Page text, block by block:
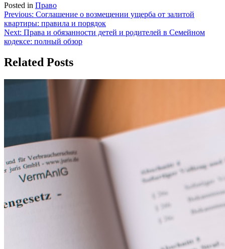
Posted in Право
Навигация
по
записям
Previous: Соглашение о возмещении ущерба от залитой
квартиры: правила и порядок
Next: Права и обязанности детей и родителей в Семейном
кодексе: полный обзор
Related Posts